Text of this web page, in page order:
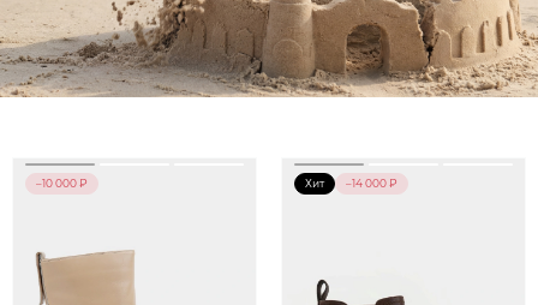
–10 000 ₽ Хит –14 000 ₽